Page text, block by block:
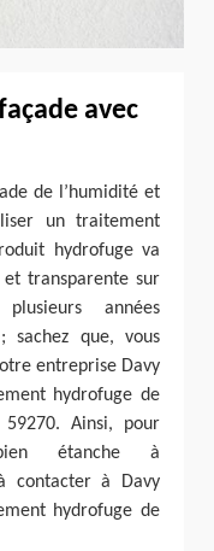
avec
de l’humidité et
un traitement
hydrofuge va
transparente sur
années
sachez que, vous
entreprise Davy
hydrofuge de
Ainsi, pour
étanche à
contacter à Davy
hydrofuge de